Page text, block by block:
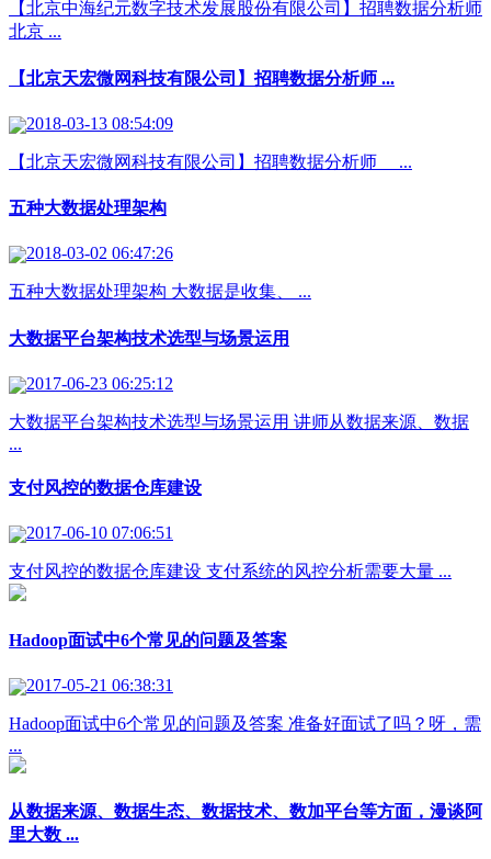
【北京中海纪元数字技术发展股份有限公司】招聘数据分析师
北京 ...
【北京天宏微网科技有限公司】招聘数据分析师 ...
2018-03-13 08:54:09
【北京天宏微网科技有限公司】招聘数据分析师 ...
五种大数据处理架构
2018-03-02 06:47:26
五种大数据处理架构 大数据是收集、 ...
大数据平台架构技术选型与场景运用
2017-06-23 06:25:12
大数据平台架构技术选型与场景运用 讲师从数据来源、数据
...
支付风控的数据仓库建设
2017-06-10 07:06:51
支付风控的数据仓库建设 支付系统的风控分析需要大量 ...
Hadoop面试中6个常见的问题及答案
2017-05-21 06:38:31
Hadoop面试中6个常见的问题及答案 准备好面试了吗？呀，需
...
从数据来源、数据生态、数据技术、数加平台等方面，漫谈阿
里大数 ...